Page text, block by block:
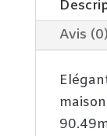
Avis (0)